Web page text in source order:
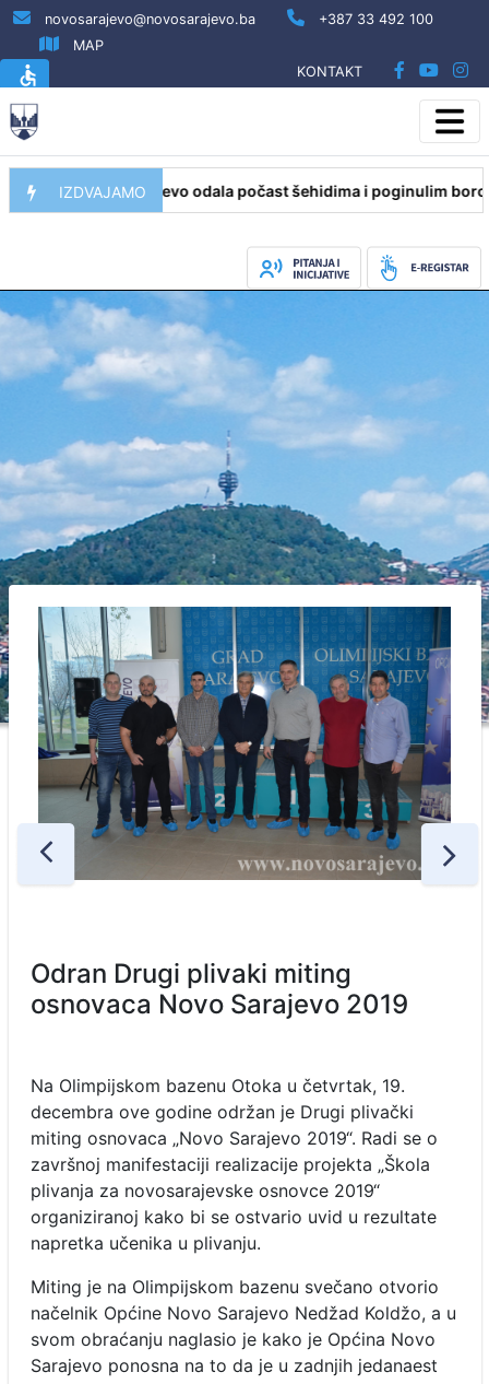
novosarajevo@novosarajevo.ba
+387 33 492 100
MAP
KONTAKT
IZDVAJAMO
Novo Sarajevo odala počast šehidima i poginulim borcima na
Odran Drugi plivaki miting
osnovaca Novo Sarajevo 2019
Na Olimpijskom bazenu Otoka u četvrtak, 19.
decembra ove godine održan je Drugi plivački
miting osnovaca „Novo Sarajevo 2019“. Radi se o
završnoj manifestaciji realizacije projekta „Škola
plivanja za novosarajevske osnovce 2019“
organiziranoj kako bi se ostvario uvid u rezultate
napretka učenika u plivanju.
Miting je na Olimpijskom bazenu svečano otvorio
načelnik Općine Novo Sarajevo Nedžad Koldžo, a u
svom obraćanju naglasio je kako je Općina Novo
Sarajevo ponosna na to da je u zadnjih jedanaest